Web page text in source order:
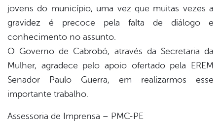
jovens do município, uma vez que muitas vezes a
gravidez é precoce pela falta de diálogo e
conhecimento no assunto.
O Governo de Cabrobó, através da Secretaria da
Mulher, agradece pelo apoio ofertado pela EREM
Senador Paulo Guerra, em realizarmos esse
importante trabalho.
Assessoria de Imprensa – PMC-PE